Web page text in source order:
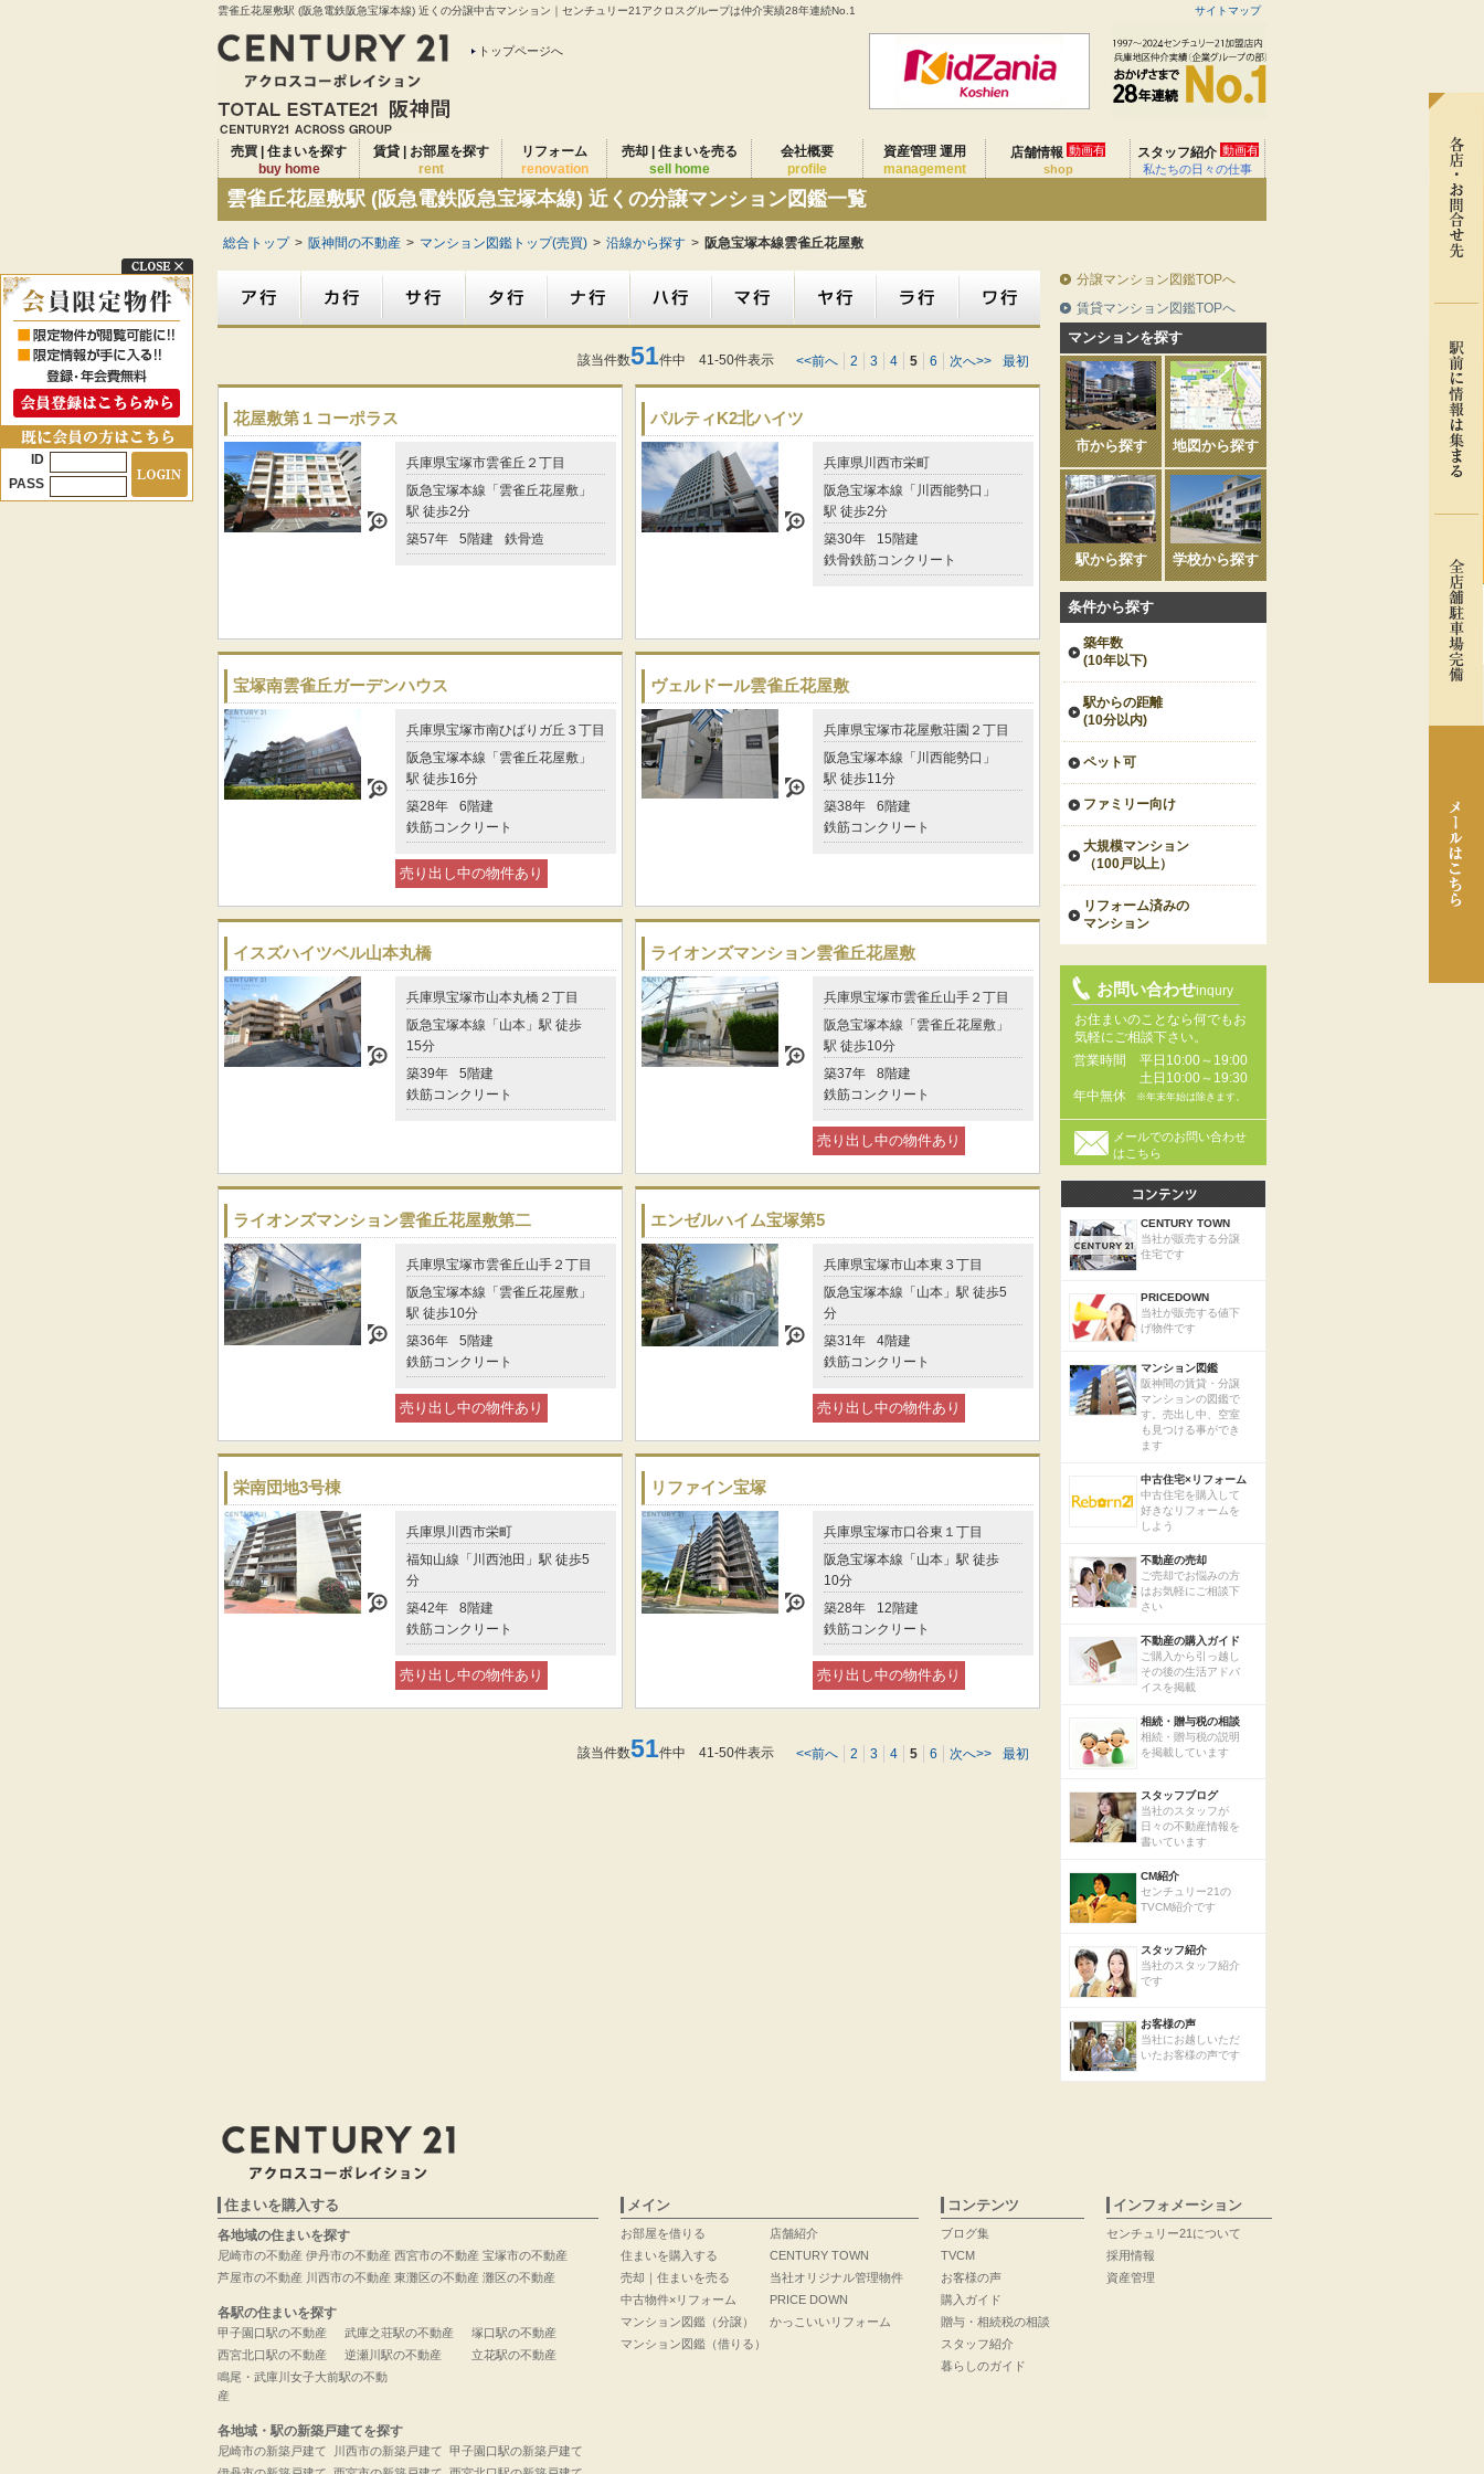
雲雀丘花屋敷駅 (阪急電鉄阪急宝塚本線) 近くの分譲中古マンション｜センチュリー21アクロスグループは仲介実績28年連続No.1 サイトマップ
トップページへ
売買 | 住まいを探す
buy home
賃貸 | お部屋を探す
rent
リフォーム
renovation
売却 | 住まいを売る
sell home
会社概要
profile
資産管理 運用
management
店舗情報 動画有
shop
スタッフ紹介 動画有
私たちの日々の仕事
雲雀丘花屋敷駅 (阪急電鉄阪急宝塚本線) 近くの分譲マンション図鑑一覧
総合トップ > 阪神間の不動産 > マンション図鑑トップ(売買) > 沿線から探す > 阪急宝塚本線雲雀丘花屋敷
分譲マンション図鑑TOPへ
賃貸マンション図鑑TOPへ
マンションを探す
市から探す 地図から探す
駅から探す 学校から探す
条件から探す
築年数
(10年以下)
駅からの距離
(10分以内)
ペット可
ファミリー向け
大規模マンション
（100戸以上）
リフォーム済みの
マンション
お問い合わせinqury
お住まいのことなら何でもお
気軽にご相談下さい。
営業時間
平日10:00～19:00
土日10:00～19:30
年中無休
※年末年始は除きます。
メールでのお問い合わせ
はこちら
CENTURY TOWN
当社が販売する分譲
住宅です
PRICEDOWN
当社が販売する値下
げ物件です
マンション図鑑
阪神間の賃貸・分譲
マンションの図鑑で
す。売出し中、空室
も見つける事ができ
ます
中古住宅×リフォーム
中古住宅を購入して
好きなリフォームを
しよう
不動産の売却
ご売却でお悩みの方
はお気軽にご相談下
さい
不動産の購入ガイド
ご購入から引っ越し
その後の生活アドバ
イスを掲載
相続・贈与税の相談
相続・贈与税の説明
を掲載しています
スタッフブログ
当社のスタッフが
日々の不動産情報を
書いています
CM紹介
センチュリー21の
TVCM紹介です
スタッフ紹介
当社のスタッフ紹介
です
お客様の声
当社にお越しいただ
いたお客様の声です
<<前へ 2 3 4 5 6 次へ>> 最初
該当件数51件中 41-50件表示
花屋敷第１コーポラス
兵庫県宝塚市雲雀丘２丁目
阪急宝塚本線「雲雀丘花屋敷」
駅 徒歩2分
築57年
5階建 鉄骨造
パルティK2北ハイツ
兵庫県川西市栄町
阪急宝塚本線「川西能勢口」
駅 徒歩2分
築30年
15階建
鉄骨鉄筋コンクリート
宝塚南雲雀丘ガーデンハウス
兵庫県宝塚市南ひばりガ丘３丁目
阪急宝塚本線「雲雀丘花屋敷」
駅 徒歩16分
築28年
6階建
鉄筋コンクリート
売り出し中の物件あり
ヴェルドール雲雀丘花屋敷
兵庫県宝塚市花屋敷荘園２丁目
阪急宝塚本線「川西能勢口」
駅 徒歩11分
築38年
6階建
鉄筋コンクリート
イスズハイツベル山本丸橋
兵庫県宝塚市山本丸橋２丁目
阪急宝塚本線「山本」駅 徒歩
15分
築39年
5階建
鉄筋コンクリート
ライオンズマンション雲雀丘花屋敷
兵庫県宝塚市雲雀丘山手２丁目
阪急宝塚本線「雲雀丘花屋敷」
駅 徒歩10分
築37年
8階建
鉄筋コンクリート
売り出し中の物件あり
ライオンズマンション雲雀丘花屋敷第二
兵庫県宝塚市雲雀丘山手２丁目
阪急宝塚本線「雲雀丘花屋敷」
駅 徒歩10分
築36年
5階建
鉄筋コンクリート
売り出し中の物件あり
エンゼルハイム宝塚第5
兵庫県宝塚市山本東３丁目
阪急宝塚本線「山本」駅 徒歩5
分
築31年
4階建
鉄筋コンクリート
売り出し中の物件あり
栄南団地3号棟
兵庫県川西市栄町
福知山線「川西池田」駅 徒歩5
分
築42年
8階建
鉄筋コンクリート
売り出し中の物件あり
リファイン宝塚
兵庫県宝塚市口谷東１丁目
阪急宝塚本線「山本」駅 徒歩
10分
築28年
12階建
鉄筋コンクリート
売り出し中の物件あり
<<前へ 2 3 4 5 6 次へ>> 最初
該当件数51件中 41-50件表示
住まいを購入する
各地域の住まいを探す
尼崎市の不動産
芦屋市の不動産
伊丹市の不動産
川西市の不動産
西宮市の不動産
東灘区の不動産
宝塚市の不動産
灘区の不動産
各駅の住まいを探す
甲子園口駅の不動産
西宮北口駅の不動産
武庫之荘駅の不動産
逆瀬川駅の不動産
塚口駅の不動産
立花駅の不動産
鳴尾・武庫川女子大前駅の不動
産
各地域・駅の新築戸建てを探す
尼崎市の新築戸建て
川西市の新築戸建て 甲子園口駅の新築戸建て
メイン
お部屋を借りる
住まいを購入する
売却｜住まいを売る
中古物件×リフォーム
マンション図鑑（分譲）
マンション図鑑（借りる）
店舗紹介
CENTURY TOWN
当社オリジナル管理物件
PRICE DOWN
かっこいいリフォーム
コンテンツ
ブログ集
TVCM
お客様の声
購入ガイド
贈与・相続税の相談
スタッフ紹介
暮らしのガイド
インフォメーション
センチュリー21について
採用情報
資産管理
ID
PASS